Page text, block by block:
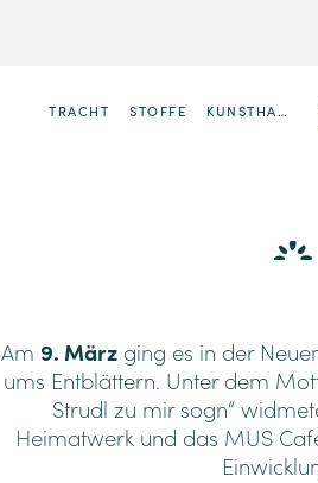
TRACHT STOFFE KUNSTHANDWERK
Am 9. März ging es in der
ums Entblättern. Unter dem
Strudl zu mir sogn“
Heimatwerk und das MUS